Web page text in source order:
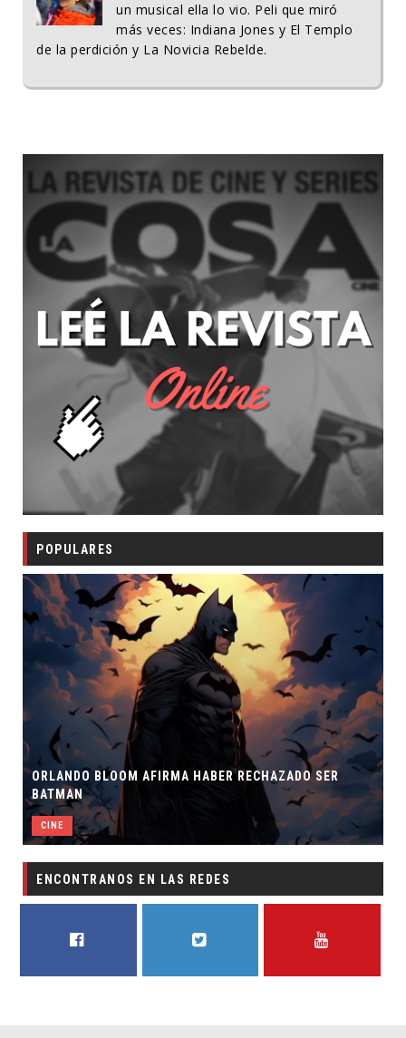
un musical ella lo vio. Peli que miró
más veces: Indiana Jones y El Templo
de la perdición y La Novicia Rebelde.
POPULARES
ORLANDO BLOOM AFIRMA HABER RECHAZADO SER
BATMAN
CINE
ENCONTRANOS EN LAS REDES